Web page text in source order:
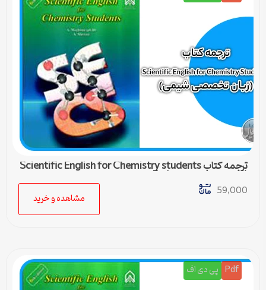
ترجمه کتاب Scientific English for Chemistry students
(زبان تخصصی شیمی) – 5
59,000
مشاهده و خرید
Pdf پی دی اف